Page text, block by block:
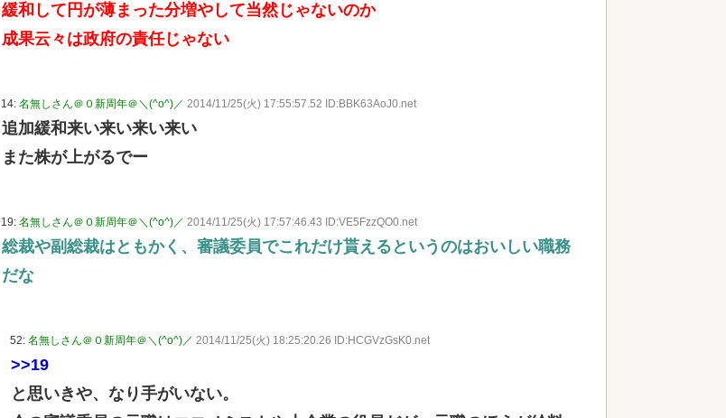
緩和して円が薄まった分増やして当然じゃないのか
成果云々は政府の責任じゃない
14: 名無しさん＠０新周年＠＼(^o^)／ 2014/11/25(火) 17:55:57.52 ID:BBK63AoJ0.net
追加緩和来い来い来い来い
また株が上がるでー
19: 名無しさん＠０新周年＠＼(^o^)／ 2014/11/25(火) 17:57:46.43 ID:VE5FzzQO0.net
総裁や副総裁はともかく、審議委員でこれだけ貰えるというのはおいしい職務
だな
52: 名無しさん＠０新周年＠＼(^o^)／ 2014/11/25(火) 18:25:20.26 ID:HCGVzGsK0.net
>>19
と思いきや、なり手がいない。